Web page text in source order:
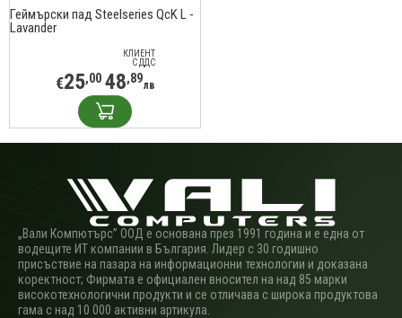
Геймърски пад Steelseries QcK L -
Lavander
КЛИЕНТ
С ДДС
€25,00 48,89лв
„Вали Компютърс” ООД е основана през 1991 година и е една от
водещите ИТ компании в България. Лидер с 30 годишно
присъствие на пазара на информационни технологии и доказана
коректност; Фирмата е официален вносител на над 85 марки
високотехнологични продукти и се отличава с широка продуктова
гама с над 10 000 активни артикула.